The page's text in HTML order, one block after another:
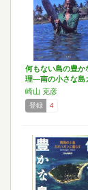
何もない島の豊か
理―南の小さな島
ハガ…
崎山 克彦
登録 4